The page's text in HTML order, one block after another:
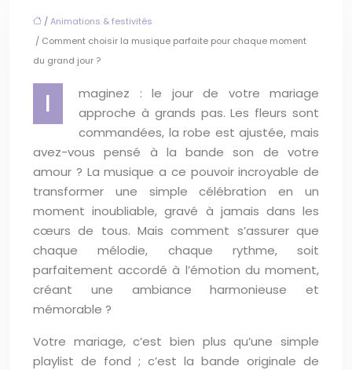
/Animations & festivités
/ Comment choisir la musique parfaite pour chaque moment
du grand jour ?
I
maginez : le jour de votre mariage
approche à grands pas. Les fleurs sont
commandées, la robe est ajustée, mais
avez-vous pensé à la bande son de votre
amour ? La musique a ce pouvoir incroyable de
transformer une simple célébration en un
moment inoubliable, gravé à jamais dans les
cœurs de tous. Mais comment s’assurer que
chaque mélodie, chaque rythme, soit
parfaitement accordé à l’émotion du moment,
créant une ambiance harmonieuse et
mémorable ?
Votre mariage, c’est bien plus qu’une simple
playlist de fond ; c’est la bande originale de